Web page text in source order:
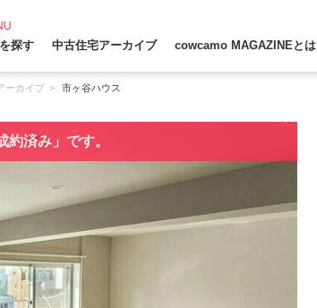
探す 中古住宅アーカイブ cowcamo MAGAZINEとは
ーカイブ 市ヶ谷ハウス
約済み」です。